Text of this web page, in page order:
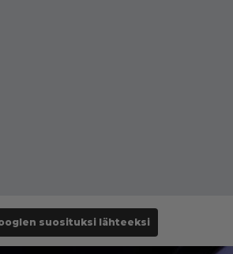
suosituksi lähteeksi